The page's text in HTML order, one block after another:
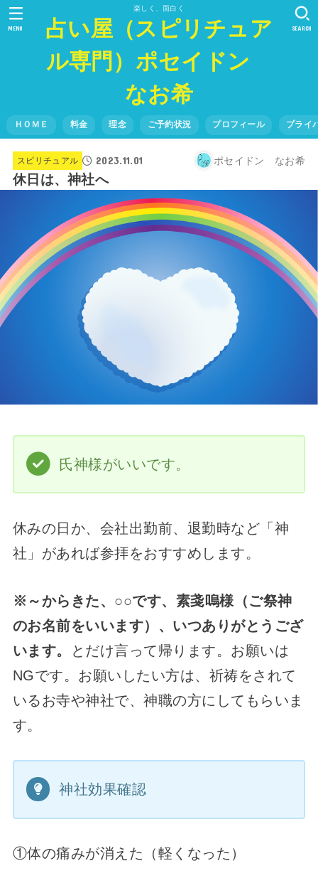
楽しく、面白く
占い屋（スピリチュア
ル専門）ポセイドン
なお希
ＨＯＭＥ 料金 理念 ご予約状況 プロフィール プライ
SEARCH
MENU
スピリチュアル 2023.11.01 ポセイドン なお希
休日は、神社へ
氏神様がいいです。
休みの日か、会社出勤前、退勤時など「神
社」があれば参拝をおすすめします。
※～からきた、○○です、素戔嗚様（ご祭神
のお名前をいいます）、いつありがとうござ
います。
とだけ言って帰ります。お願いは
NGです。お願いしたい方は、祈祷をされて
いるお寺や神社で、神職の方にしてもらいま
す。
神社効果確認
①体の痛みが消えた（軽くなった）